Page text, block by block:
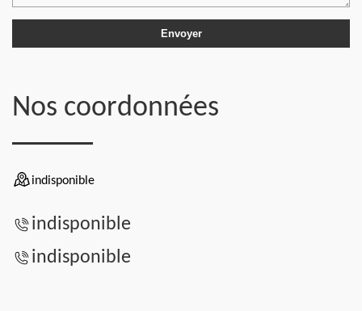
Nos coordonnées
indisponible
indisponible
indisponible